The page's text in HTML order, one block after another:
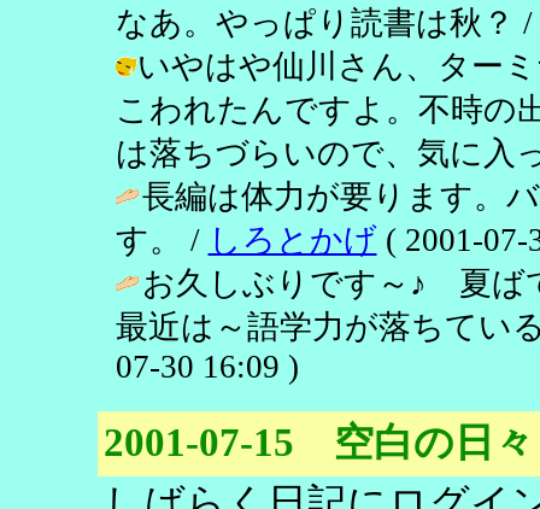
なあ。やっぱり読書は秋？ /
いやはや仙川さん、ター
こわれたんですよ。不時の
は落ちづらいので、気に入
長編は体力が要ります。
す。 / しろとかげ( 2001-07-
お久しぶりです～♪ 夏
最近は～語学力が落ちて
07-30 16:09 )
2001-07-15 空白の日々